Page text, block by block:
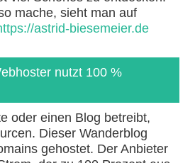
mache, sieht man auf
astrid-biesemeier.de
nutzt 100 %
oder einen Blog betreibt,
Dieser Wanderblog
gehostet. Der Anbieter